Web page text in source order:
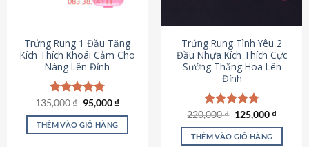
được
chọn
trên
trang
sản
phẩm
Trứng Rung 1 Đầu Tăng
Kích Thích Khoái Cảm Cho
Nàng Lên Đỉnh
Được xếp
hạng4.87
5 sao
135,000₫ Giá
gốc
là:
135,000 ₫.
95,000₫Giá
tại
THÊM VÀO GIỎ HÀNG
Trứng Rung Tình Yêu 2
Đầu Nhựa Kích Thích Cực
Sướng Thăng Hoa Lên
Đỉnh
Được xếp
hạng4.79
5 sao
220,000₫ Giá
là:
220,000 ₫.
125,000₫Giá
tại
THÊM VÀO GIỎ HÀNG